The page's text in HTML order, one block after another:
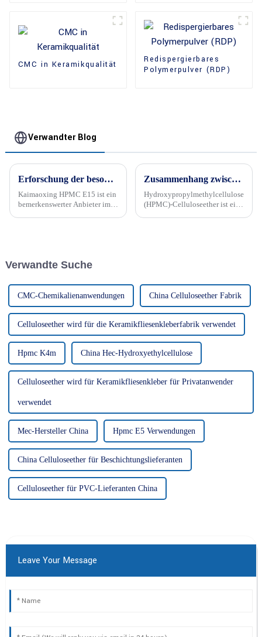
CMC in Keramikqualität
Redispergierbares
Polymerpulver (RDP)
Verwandter Blog
Erforschung der besonderen Eigenschaften von Kaimaoxing HPMC E15 in Formulierungen
Kaimaoxing HPMC E15 ist ein
bemerkenswerter Anbieter im
Artikel bietet einen
Zusammenhang zwischen der Methode zum Verkleben von Keramikfliesen und dem HPMC-Celluloseether-Gehalt im Keramikfliesenkleber
Hydroxypropylmethylcellulose
(HPMC)-Celluloseether ist ein
Verwandte Suche
CMC-Chemikalienanwendungen China Celluloseether Fabrik
Celluloseether wird für die Keramikfliesenkleberfabrik verwendet
Hpmc K4m China Hec-Hydroxyethylcellulose
Celluloseether wird für Keramikfliesenkleber für Privatanwender
verwendet
Mec-Hersteller China Hpmc E5 Verwendungen
China Celluloseether für Beschichtungslieferanten
Celluloseether für PVC-Lieferanten China
Leave Your Message